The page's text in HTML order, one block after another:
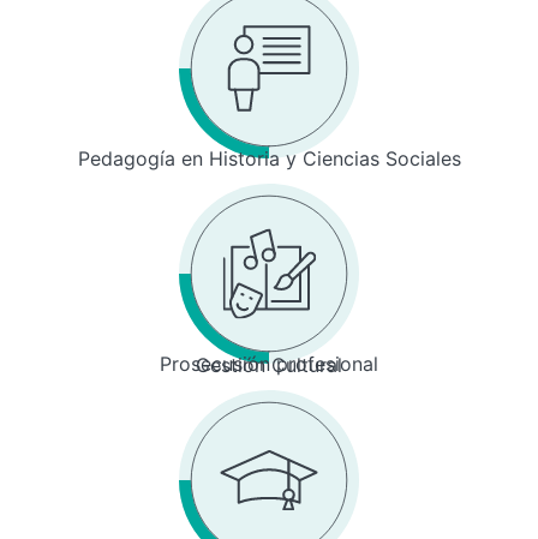
Pedagogía en Historia y Ciencias Sociales
Prosecusión profesional
Gestión Cultural